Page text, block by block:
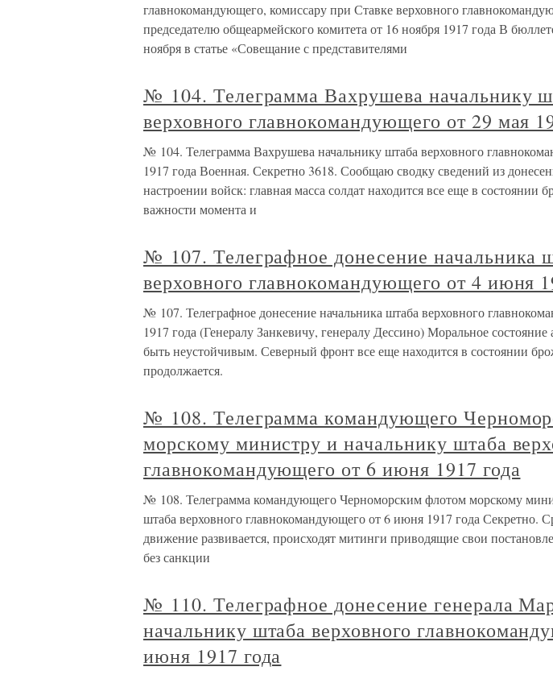
главнокомандующего, комиссару при Ставке верховного
председателю общеармейского комитета от 16 ноября 1917 года В
ноября в статье «Совещание с представителями
№ 104. Телеграмма Вахрушева начальнику
верховного главнокомандующего от 29 мая
№ 104. Телеграмма Вахрушева начальнику штаба верховного
1917 года Военная. Секретно 3618. Сообщаю сводку сведений из
настроении войск: главная масса солдат находится все еще в состоянии
важности момента и
№ 107. Телеграфное донесение начальника
верховного главнокомандующего от 4 июня
№ 107. Телеграфное донесение начальника штаба верховного
1917 года (Генералу Занкевичу, генералу Дессино) Моральное
быть неустойчивым. Северный фронт все еще находится в состоянии
продолжается.
№ 108. Телеграмма командующего
морскому министру и начальнику штаба
главнокомандующего от 6 июня 1917 года
№ 108. Телеграмма командующего Черноморским флотом морскому
штаба верховного главнокомандующего от 6 июня 1917 года Секретно.
движение развивается, происходят митинги приводящие свои
без санкции
№ 110. Телеграфное донесение генерала
начальнику штаба верховного
июня 1917 года